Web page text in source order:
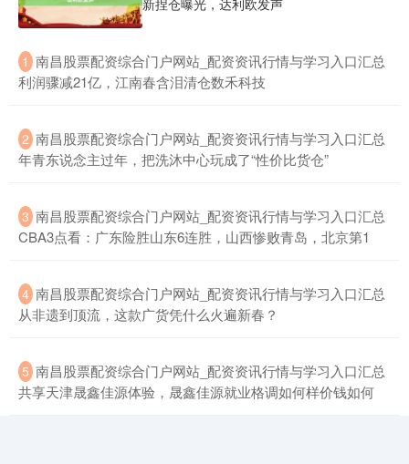
深证成指 14032.00 -112.21 -0.79%
新捏仓曝光，达利欧发声
1 ​南昌股票配资综合门户网站_配资资讯行情与学习入口汇总
利润骤减21亿，江南春含泪清仓数禾科技
2 ​南昌股票配资综合门户网站_配资资讯行情与学习入口汇总
年青东说念主过年，把洗沐中心玩成了“性价比货仓”
3 ​南昌股票配资综合门户网站_配资资讯行情与学习入口汇总
CBA3点看：广东险胜山东6连胜，山西惨败青岛，北京第1
4 ​南昌股票配资综合门户网站_配资资讯行情与学习入口汇总
从非遗到顶流，这款广货凭什么火遍新春？
5 ​南昌股票配资综合门户网站_配资资讯行情与学习入口汇总
共享天津晟鑫佳源体验，晟鑫佳源就业格调如何样价钱如何